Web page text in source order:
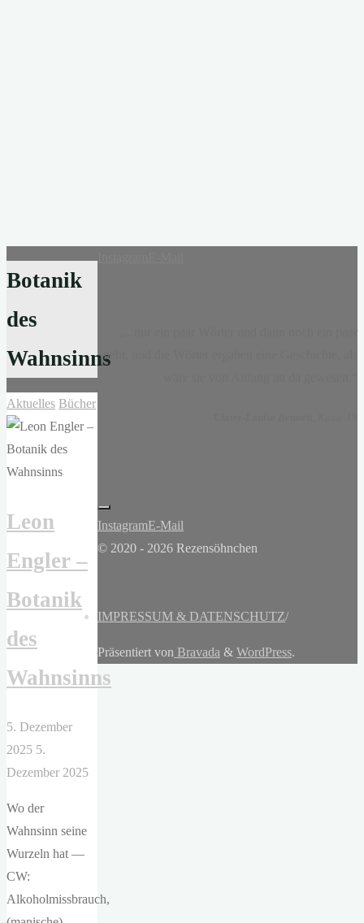
Botanik
des
Wahnsinns
Aktuelles Bücher
Leon
Engler –
Botanik
des
Wahnsinns
5. Dezember
2025 5.
Dezember 2025
Wo der
Wahnsinn seine
Wurzeln hat —
CW:
Alkoholmissbrauch,
mehr, und die Wörter ergaben eine Geschichte, als
InstagramE-Mail
© 2020 - 2026 Rezensöhnchen
IMPRESSUM & DATENSCHUTZ/
Präsentiert von Bravada & WordPress.